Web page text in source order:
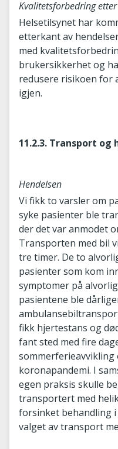
Kvalitetsforbedring
Helsetilsynet har
etterkant av
med
brukersikkerhet og
redusere risikoen for
igjen.
11.2.3. Transport
Hendelsen
Vi fikk to varsler om
syke pasienter ble
der det var anmodet
Transporten med bil
tre timer. De to
pasienter som kom
symptomer på
pasientene ble
fikk hjertestans og
fant sted med fire
sommerferieavvikling
koronapandemi. I
egen praksis skulle
transportert med
forsinket behandling
valget av transport